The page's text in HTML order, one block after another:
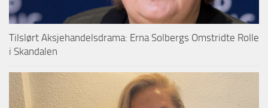
Tilslørt Aksjehandelsdrama: Erna Solbergs Omstridte Rolle
i Skandalen